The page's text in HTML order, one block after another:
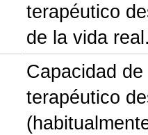
terapéutico
de la vida
Capacidad
terapéutico